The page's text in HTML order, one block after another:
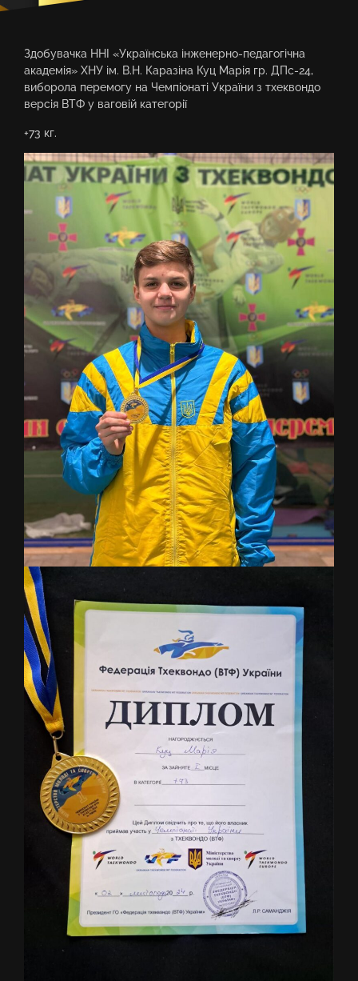
Здобувачка ННІ «Українська інженерно-педагогічна
академія» ХНУ ім. В.Н. Каразіна Куц Марія гр. ДПс-24,
виборола перемогу на Чемпіонаті України з тхеквондо
версія ВТФ у ваговій категорії
+73 кг.